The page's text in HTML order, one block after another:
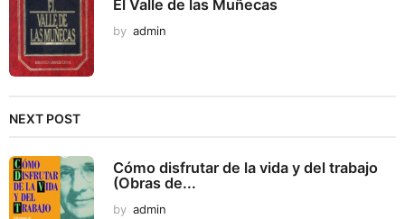
El Valle de las Muñecas
by admin
NEXT POST
Cómo disfrutar de la vida y del trabajo
(Obras de...
by admin